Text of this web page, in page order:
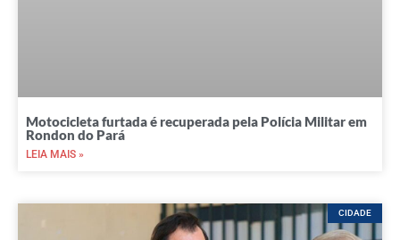
Motocicleta furtada é recuperada pela Polícia Militar em
Rondon do Pará
LEIA MAIS »
CIDADE